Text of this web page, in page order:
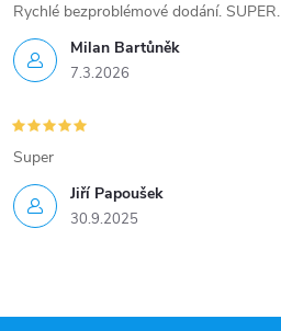
Milan Bartůněk
7.3.2026
Rychlé bezproblémové dodání. SUPER.
Jiří Papoušek
30.9.2025
Super